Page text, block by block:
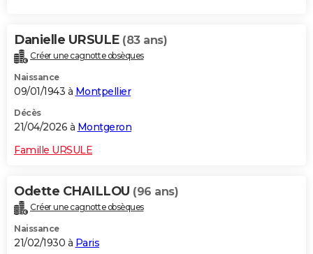
Danielle URSULE (83 ans)
Créer une cagnotte obsèques
Naissance
09/01/1943 à Montpellier
Décès
21/04/2026 à Montgeron
Famille URSULE
Odette CHAILLOU (96 ans)
Créer une cagnotte obsèques
Naissance
21/02/1930 à Paris